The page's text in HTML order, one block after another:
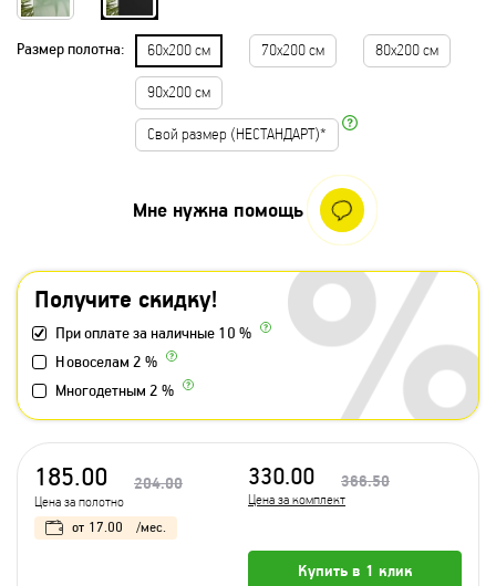
Размер полотна: 60х200 см 70х200 см 80х200 см
90х200 см
Свой размер (НЕСТАНДАРТ)*
Получите скидку!
При оплате за наличные 10 %
Новоселам 2 %
Многодетным 2 %
Мне нужна помощь
185.00 204.00
Цена за полотно
330.00 366.50
Цена за комплект
от 17.00 /мес.
Купить в 1 клик